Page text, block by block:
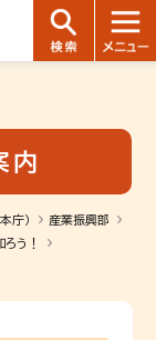
内
庁）
産業振興部
う！